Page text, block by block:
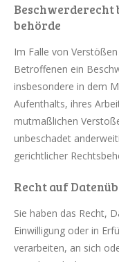
behörde
Im Falle von
Betroffenen ein
insbesondere in dem
Aufenthalts, ihres
mutmaßlichen
unbeschadet
gerichtlicher
Recht auf
Sie haben das Recht,
Einwilligung oder in
verarbeiten, an sich